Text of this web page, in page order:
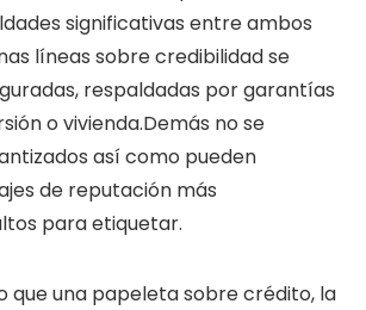
significativas entre ambos
líneas sobre credibilidad se
respaldadas por garantías
o vivienda.Demás no se
así­ como pueden
de reputación más
para etiquetar.
que una papeleta sobre crédito, la